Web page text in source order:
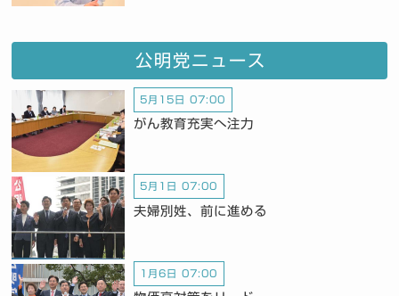
公明党ニュース
5月15日 07:00
がん教育充実へ注力
5月1日 07:00
夫婦別姓、前に進める
1月6日 07:00